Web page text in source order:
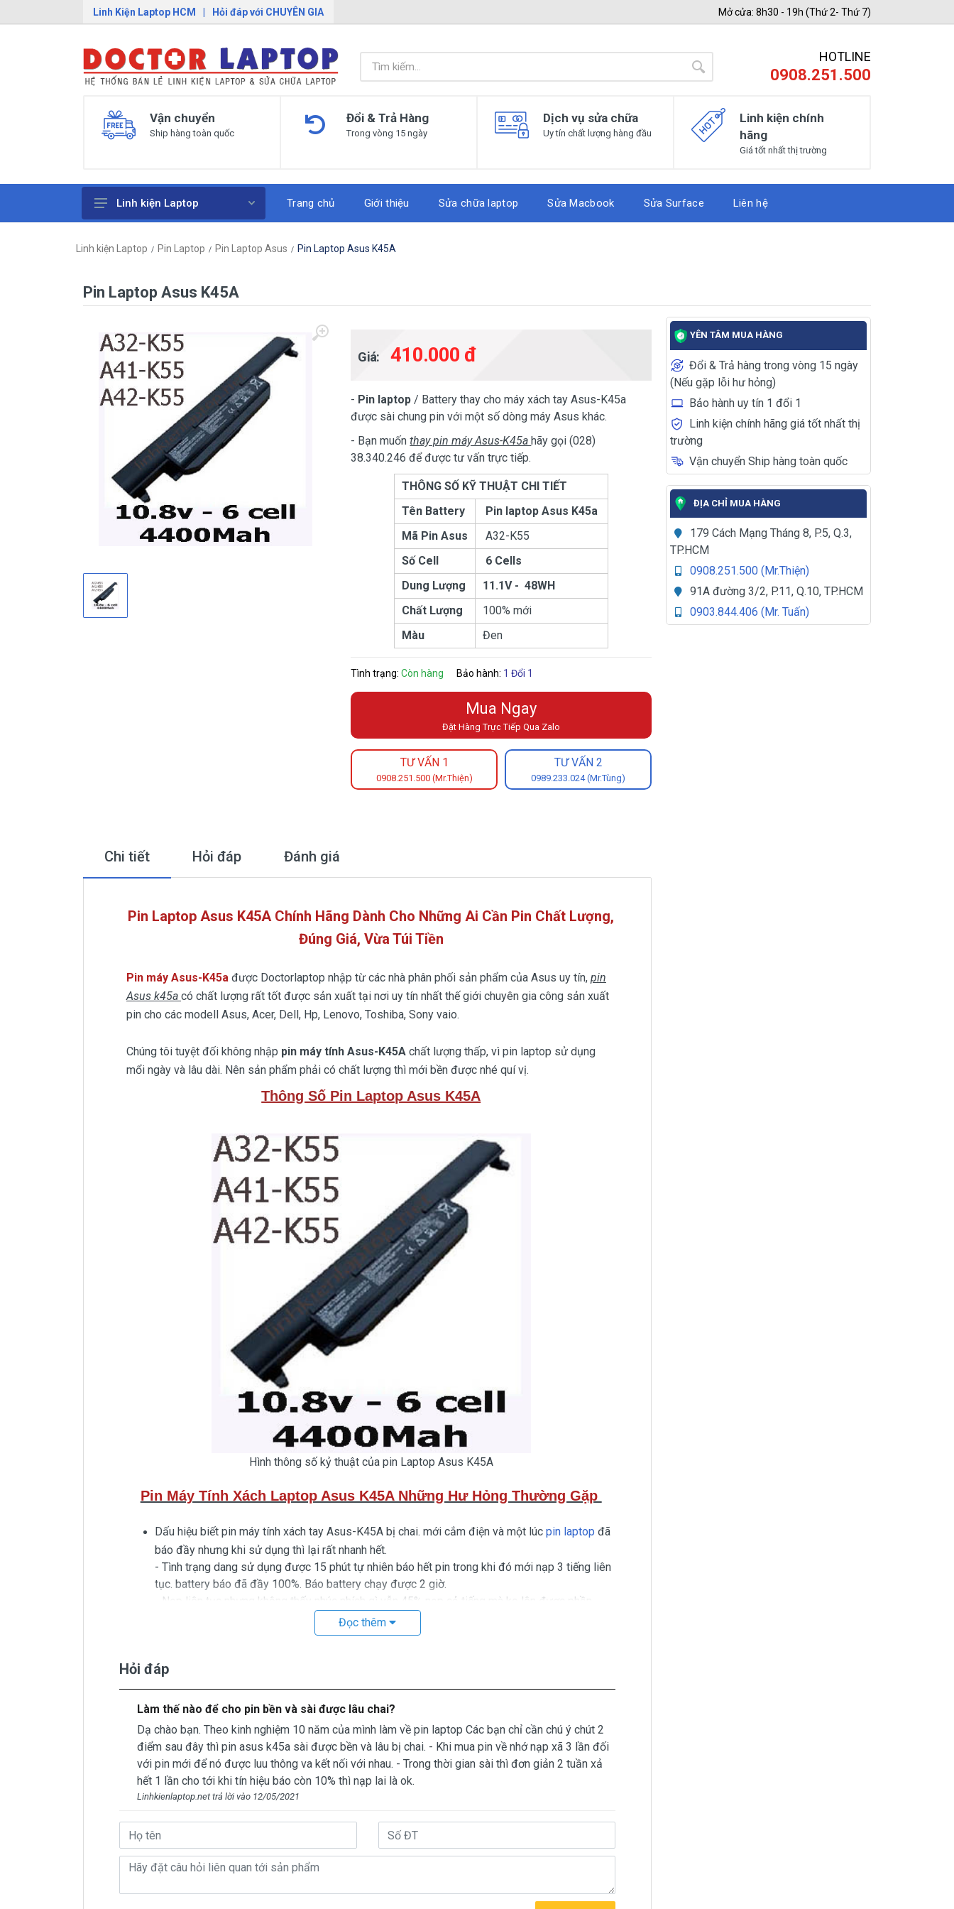
Linh Kiện Laptop HCM | Hỏi đáp với CHUYÊN GIA Mở cửa: 8h30 - 19h (Thứ 2- Thứ 7)
HOTLINE
0908.251.500
Vận chuyển
Ship hàng toàn quốc
Đổi & Trả Hàng
Trong vòng 15 ngày
Dịch vụ sửa chữa
Uy tín chất lượng hàng đầu
Linh kiện chính
hãng
Giá tốt nhất thị trường
Bàn Phím Laptop
Màn hình laptop
Ổ cứng SSD laptop
Ram Máy Tính
Dịch vụ thay pin Surface chính
hãng, uy tín tại tphcm
Thay sạc Surface Pro
Thay màn hình Surface Pro
Quạt Laptop
Linh kiện Laptop Trang chủ Giới thiệu Sửa chữa laptop Sửa Macbook Sửa Surface Liên hệ
Linh kiện Laptop Pin Laptop Pin Laptop Asus Pin Laptop Asus K45A
Pin Laptop Asus K45A
Giá: 410.000 đ
- Pin laptop / Battery thay cho máy xách tay Asus-K45a
được sài chung pin với một số dòng máy Asus khác.
- Bạn muốnthay pin máy Asus-K45ahãy gọi (028)
38.340.246 để được tư vấn trực tiếp.
THÔNG SỐ KỸ THUẬT CHI TIẾT
Tên Battery
Pin laptop Asus K45a
Mã Pin Asus
A32-K55
Số Cell
6 Cells
Dung Lượng
11.1V - 48WH
Chất Lượng
100% mới
Màu
Đen
Tình trạng:Còn hàng Bảo hành: 1 Đổi 1
Mua Ngay
Đặt Hàng Trực Tiếp Qua Zalo
TƯ VẤN 1
0908.251.500 (Mr.Thiện)
TƯ VẤN 2
0989.233.024 (Mr.Tùng)
YÊN TÂM MUA HÀNG
Đổi & Trả hàng trong vòng 15 ngày
(Nếu gặp lỗi hư hỏng)
Bảo hành uy tín 1 đổi 1
Linh kiện chính hãng giá tốt nhất thị
trường
Vận chuyển Ship hàng toàn quốc
ĐỊA CHỈ MUA HÀNG
179 Cách Mạng Tháng 8, P.5, Q.3,
TP.HCM
0908.251.500 (Mr.Thiện)
91A đường 3/2, P.11, Q.10, TP.HCM
0903.844.406 (Mr. Tuấn)
Chi tiết Hỏi đáp Đánh giá
Pin Laptop Asus K45A Chính Hãng Dành Cho Những Ai Cần Pin Chất Lượng,
Đúng Giá, Vừa Túi Tiền
Pin máy Asus-K45a được Doctorlaptop nhập từ các nhà phân phối sản phẩm của Asus uy tín, pin
Asus k45a có chất lượng rất tốt được sản xuất tại nơi uy tín nhất thế giới chuyên gia công sản xuất
pin cho các modell Asus, Acer, Dell, Hp, Lenovo, Toshiba, Sony vaio.
Chúng tôi tuyệt đối không nhập pin máy tính Asus-K45A chất lượng thấp, vì pin laptop sử dụng
mổi ngày và lâu dài. Nên sản phẩm phải có chất lượng thì mới bền được nhé quí vị.
Thông Số Pin Laptop Asus K45A
Hình thông số kỷ thuật của pin Laptop Asus K45A
Pin Máy Tính Xách Laptop Asus K45A Những Hư Hỏng Thường Gặp
Dấu hiệu biết pin máy tính xách tay Asus-K45A bị chai. mới cắm điện và một lúc pin laptop đã
báo đầy nhưng khi sử dụng thì lại rất nhanh hết.
- Tình trạng dang sử dụng được 15 phút tự nhiên báo hết pin trong khi đó mới nạp 3 tiếng liên
tục. battery báo đã đầy 100%. Báo battery chạy được 2 giờ.
- Nạp liên tục nhưng không thấy nhúc nhích gì vẫn 45% nạp cả tiếng mà ko lên được phần
- Khi dang sử dụng rút dây adapter ra thì laptop chạy được 2 giờ. Nhưng khi tắt nhấn nút
Nhận biết pin Asus K45A hư trên laptop như thế nào
Pin AsusZenbook, Vivobook, Chromebook, Transformer, ExpertBook, Rog ProArt
Studiobookbị hư làm sao chúng ta nhận biết?
Có 3 cách để nhận biết pin Asus K45A bị hư
- Một là khi mở laptop trước khi xuất hiện lo go Asus sẻ có dòng thông báo battery laptop bị hư
- Hai là chúng ta rê con chuột vào biểu tượng battery phía dưới bên tay phải nếu thấy dòng
thông báo “ Need replace battery” là chúng ta biết Battery của chúng ta bị hư.
- Ba là ngay đèn tín hiệu của cục battery sẻ chuyển sang màu cam.
Đọc thêm
Hỏi đáp
Làm thế nào để cho pin bền và sài được lâu chai?
Dạ chào bạn. Theo kinh nghiệm 10 năm của mình làm về pin laptop Các bạn chỉ cần chú ý chút 2
điểm sau đây thì pin asus k45a sài được bền và lâu bị chai. - Khi mua pin về nhớ nạp xã 3 lần đối
với pin mới để nó được luu thông va kết nối với nhau. - Trong thời gian sài thì đơn giản 2 tuần xả
hết 1 lần cho tới khi tín hiệu báo còn 10% thì nạp lai là ok.
Linhkienlaptop.net trả lời vào 12/05/2021